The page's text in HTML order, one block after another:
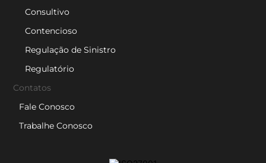
Consultivo
Contencioso
Regulação de Sinistro
Regulatório
Contatos
Fale Conosco
Trabalhe Conosco